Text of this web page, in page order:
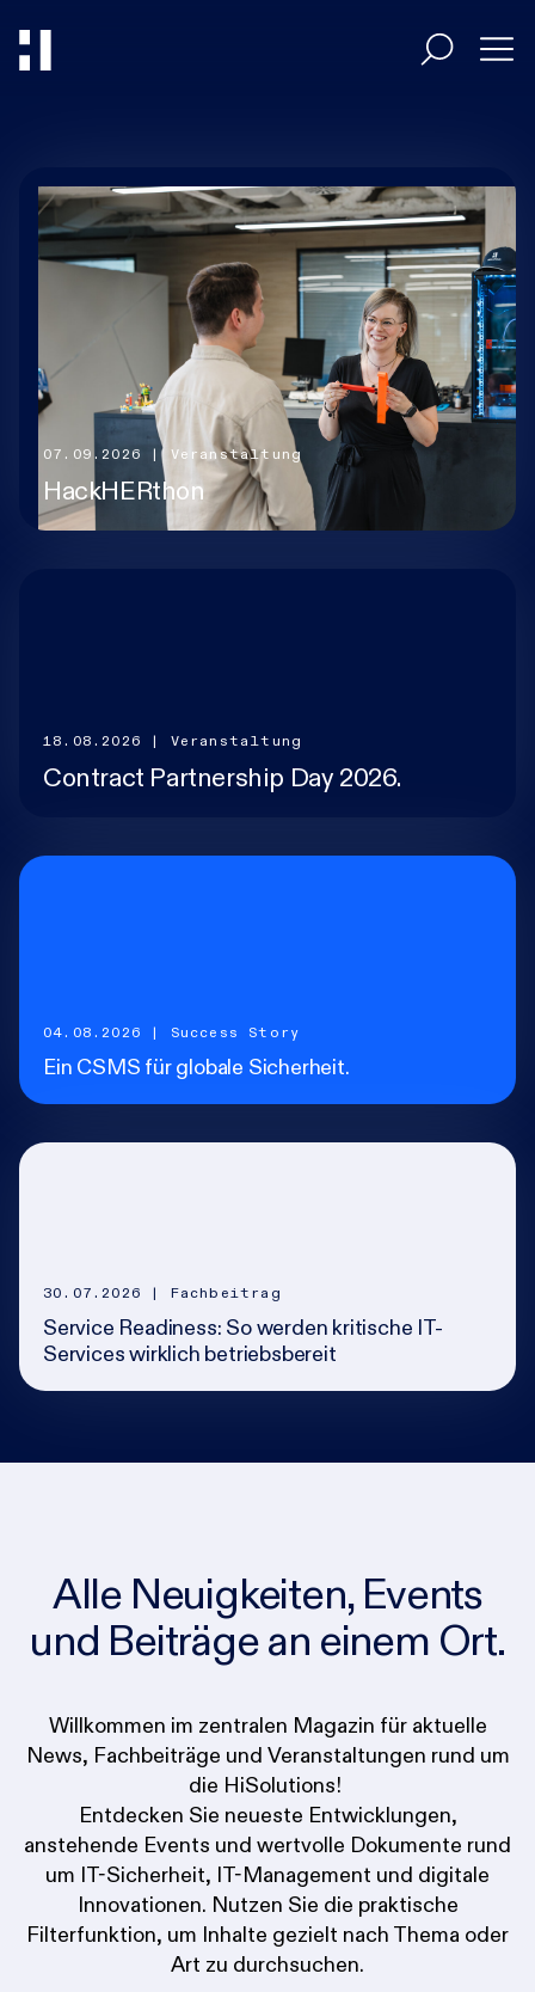
Umsetzer
HiAcademy
Magazin
Über uns
07.09.2026 | Veranstaltung
HackHERthon
18.08.2026 | Veranstaltung
Contract Partnership Day 2026.
04.08.2026 | Success Story
Ein CSMS für globale Sicherheit.
30.07.2026 | Fachbeitrag
Service Readiness: So werden kritische IT-
Services wirklich betriebsbereit
Alle Neuigkeiten, Events
und Beiträge an einem Ort.
Willkommen im zentralen Magazin für aktuelle
News, Fachbeiträge und Veranstaltungen rund um
die HiSolutions!
Entdecken Sie neueste Entwicklungen,
anstehende Events und wertvolle Dokumente rund
um IT-Sicherheit, IT-Management und digitale
Innovationen. Nutzen Sie die praktische
Filterfunktion, um Inhalte gezielt nach Thema oder
Art zu durchsuchen.